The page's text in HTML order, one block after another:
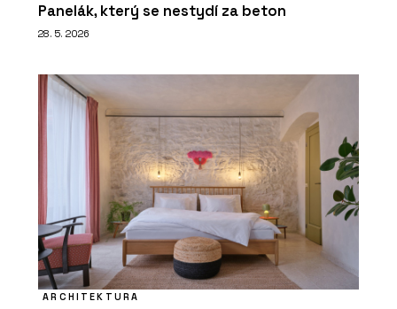
Panelák, který se nestydí za beton
28. 5. 2026
ARCHITEKTURA